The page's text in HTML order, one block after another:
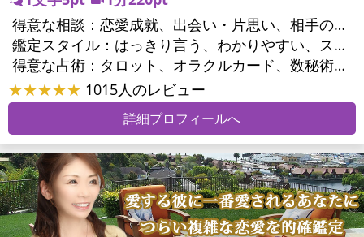
得意な相談：
恋愛成就、出会い・片思い、相手の気持ち、相性、結婚、二人の今後、複雑な恋愛、浮気、不倫、復縁、離婚、同性愛・LGBT、人間関係、対人関係、仕事運、人生全般、目標、ビジネスチャンス、家庭問題、夫婦問題、親族問題、心の問題、人生相談
鑑定スタイル：
はっきり言う、わかりやすい、スピード鑑定、具体的、友達のように相談できる、聞き上手、とても話しやすい、じっくり聞いてくれる、愛にあふれ温かい、勇気をくれる、前向き・元気になれる
得意な占術：
タロット、オラクルカード、数秘術、易学、ルーン、サイコロ、カウンセリング、オリジナル占術、ルノルマンカード
★★★★★ 1015人のレビュー
詳細プロフィールへ